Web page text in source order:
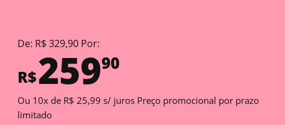
De: R$ 329,90 Por:
R$25990
Ou 10x de R$ 25,99 s/ juros Preço promocional por prazo
limitado